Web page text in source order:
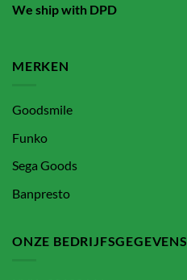
We ship with DPD
MERKEN
Goodsmile
Funko
Sega Goods
Banpresto
ONZE BEDRIJFSGEGEVENS